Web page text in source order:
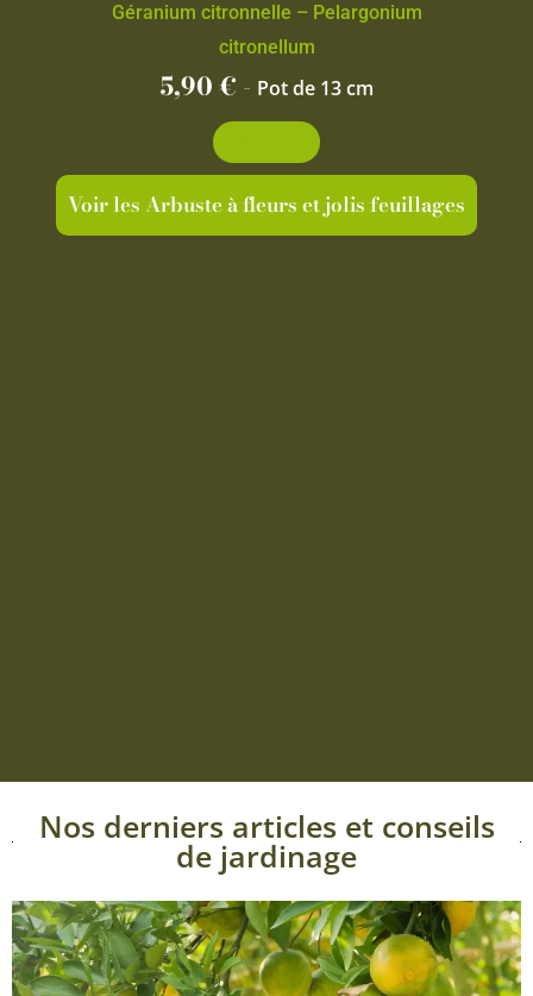
Géranium citronnelle – Pelargonium
citronellum
5,90€ - Pot de 13 cm
Voir les Arbuste à fleurs et jolis feuillages
Nos derniers articles et conseils
de jardinage